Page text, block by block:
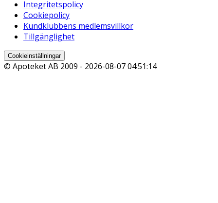
Integritetspolicy
Cookiepolicy
Kundklubbens medlemsvillkor
Tillgänglighet
Cookieinställningar
© Apoteket AB 2009 - 2026-08-07 04:51:14